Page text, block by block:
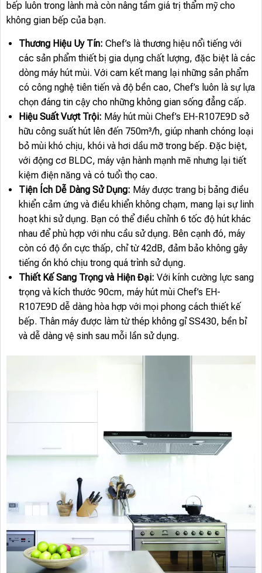
bếp luôn trong lành mà còn nâng tầm giá trị thẩm mỹ cho
không gian bếp của bạn.
Thương Hiệu Uy Tín: Chef’s là thương hiệu nổi tiếng với
các sản phẩm thiết bị gia dụng chất lượng, đặc biệt là các
dòng máy hút mùi. Với cam kết mang lại những sản phẩm
có công nghệ tiên tiến và độ bền cao, Chef’s luôn là sự lựa
chọn đáng tin cậy cho những không gian sống đẳng cấp.
Hiệu Suất Vượt Trội: Máy hút mùi Chef’s EH-R107E9D sở
hữu công suất hút lên đến 750m³/h, giúp nhanh chóng loại
bỏ mùi khó chịu, khói và hơi dầu mỡ trong bếp. Đặc biệt,
với động cơ BLDC, máy vận hành mạnh mẽ nhưng lại tiết
kiệm điện năng và có tuổi thọ cao.
Tiện Ích Dễ Dàng Sử Dụng: Máy được trang bị bảng điều
khiển cảm ứng và điều khiển không chạm, mang lại sự linh
hoạt khi sử dụng. Bạn có thể điều chỉnh 6 tốc độ hút khác
nhau để phù hợp với nhu cầu sử dụng. Bên cạnh đó, máy
còn có độ ồn cực thấp, chỉ từ 42dB, đảm bảo không gây
tiếng ồn khó chịu trong quá trình sử dụng.
Thiết Kế Sang Trọng và Hiện Đại: Với kính cường lực sang
trọng và kích thước 90cm, máy hút mùi Chef’s EH-
R107E9D dễ dàng hòa hợp với mọi phong cách thiết kế
bếp. Thân máy được làm từ thép không gỉ SS430, bền bỉ
và dễ dàng vệ sinh sau mỗi lần sử dụng.